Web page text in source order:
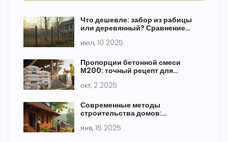
Что дешевле: забор из рабицы
или деревянный? Сравнение
июл, 10 2025
Пропорции бетонной смеси
М200: точный рецепт для
окт, 2 2025
Современные методы
строительства домов:
янв, 16 2025